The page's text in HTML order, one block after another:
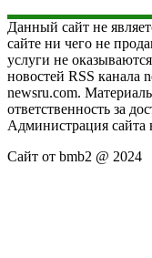
Данный сайт не
сайте ни чего не
услуги не
новостей RSS канала
newsru.com.
ответственность за
Администрация сайта
Сайт от bmb2 @ 2024